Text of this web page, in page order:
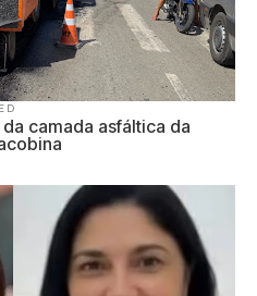
camada asfáltica da